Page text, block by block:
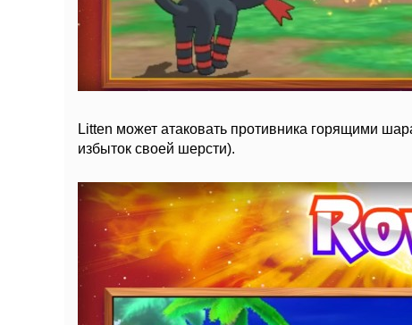
Litten может атаковать противника горящими
избыток своей шерсти).